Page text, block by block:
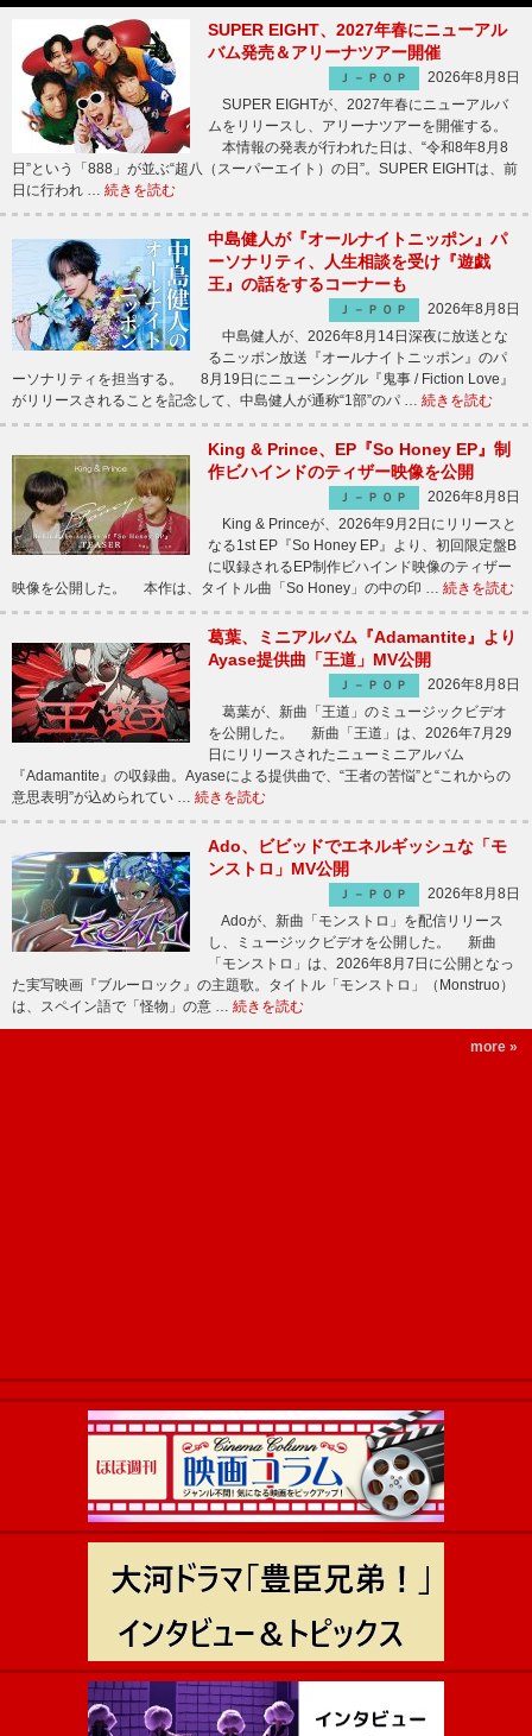
SUPER EIGHT、2027年春にニューアル
バム発売＆アリーナツアー開催
Ｊ－ＰＯＰ
2026年8月8日
SUPER EIGHTが、2027年春にニューアルバ
ムをリリースし、アリーナツアーを開催する。
本情報の発表が行われた日は、“令和8年8月8
日”という「888」が並ぶ“超八（スーパーエイト）の日”。SUPER EIGHTは、前
日に行われ … 続きを読む
中島健人が『オールナイトニッポン』パ
ーソナリティ、人生相談を受け『遊戯
王』の話をするコーナーも
Ｊ－ＰＯＰ
2026年8月8日
中島健人が、2026年8月14日深夜に放送とな
るニッポン放送『オールナイトニッポン』のパ
ーソナリティを担当する。 8月19日にニューシングル『鬼事 / Fiction Love』
がリリースされることを記念して、中島健人が通称“1部”のパ … 続きを読む
King & Prince、EP『So Honey EP』制
作ビハインドのティザー映像を公開
Ｊ－ＰＯＰ
2026年8月8日
King & Princeが、2026年9月2日にリリースと
なる1st EP『So Honey EP』より、初回限定盤B
に収録されるEP制作ビハインド映像のティザー
映像を公開した。 本作は、タイトル曲「So Honey」の中の印 … 続きを読む
葛葉、ミニアルバム『Adamantite』より
Ayase提供曲「王道」MV公開
Ｊ－ＰＯＰ
2026年8月8日
葛葉が、新曲「王道」のミュージックビデオ
を公開した。 新曲「王道」は、2026年7月29
日にリリースされたニューミニアルバム
『Adamantite』の収録曲。Ayaseによる提供曲で、“王者の苦悩”と“これからの
意思表明”が込められてい … 続きを読む
Ado、ビビッドでエネルギッシュな「モ
ンストロ」MV公開
Ｊ－ＰＯＰ
2026年8月8日
Adoが、新曲「モンストロ」を配信リリース
し、ミュージックビデオを公開した。 新曲
「モンストロ」は、2026年8月7日に公開となっ
た実写映画『ブルーロック』の主題歌。タイトル「モンストロ」（Monstruo）
は、スペイン語で「怪物」の意 … 続きを読む
more »